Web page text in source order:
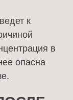
к
в
опасна